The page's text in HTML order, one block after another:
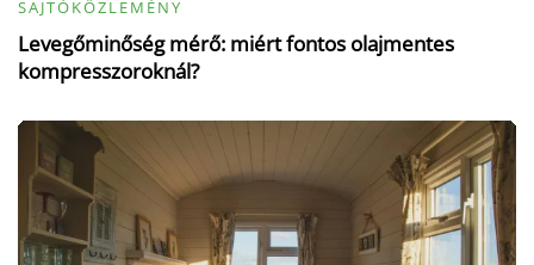
SAJTÓKÖZLEMÉNY
Levegőminőség mérő: miért fontos olajmentes
kompresszoroknál?